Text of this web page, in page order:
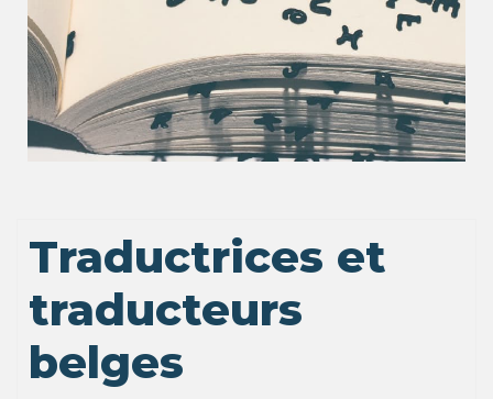
Traductrices et
traducteurs
belges